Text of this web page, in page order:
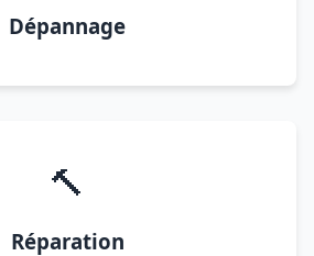
Dépannage
🔨
Réparation